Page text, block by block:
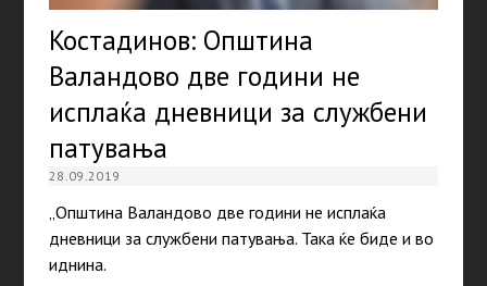
Костадинов: Општина
Валандово две години не
исплаќа дневници за службени
патувања
28.09.2019
„Општина Валандово две години не исплаќа
дневници за службени патувања. Така ќе биде и во
иднина.